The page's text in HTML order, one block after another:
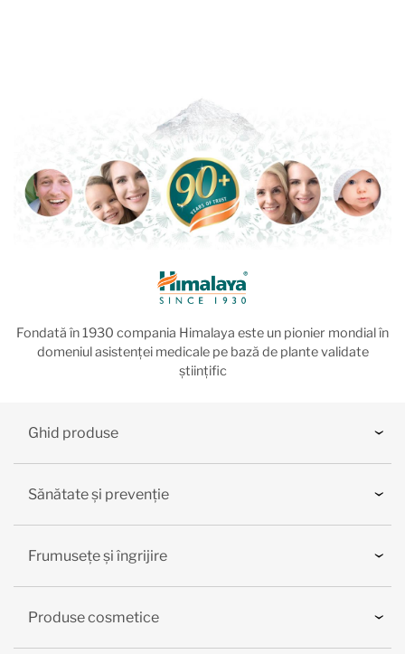
Fondată în 1930 compania Himalaya este un pionier mondial în
domeniul asistenței medicale pe bază de plante validate
științific
Ghid produse
Sănătate și prevenție
Frumusețe și îngrijire
Produse cosmetice